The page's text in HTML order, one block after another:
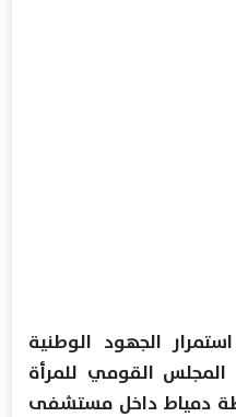
الجهود الوطنية
المجلس القومي للمرأة
دمياط داخل مستشفى